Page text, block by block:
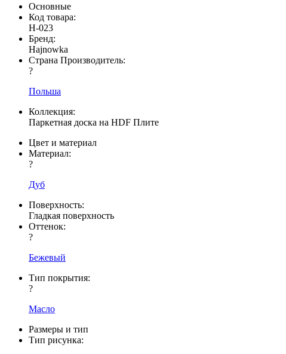
Основные
Код товара:
H-023
Бренд:
Hajnowka
Страна Производитель:
?
Польша
Коллекция:
Паркетная доска на HDF Плите
Цвет и материал
Материал:
?
Дуб
Поверхность:
Гладкая поверхность
Оттенок:
?
Бежевый
Тип покрытия:
?
Масло
Размеры и тип
Тип рисунка: